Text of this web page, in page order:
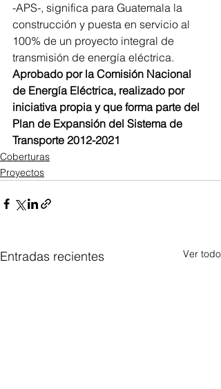
-APS-, significa para Guatemala la
construcción y puesta en servicio al
100% de un proyecto integral de
transmisión de energía eléctrica.
Aprobado por la Comisión Nacional
de Energía Eléctrica, realizado por
iniciativa propia y que forma parte del
Plan de Expansión del Sistema de
Transporte 2012-2021
Coberturas
Proyectos
Entradas recientes Ver todo